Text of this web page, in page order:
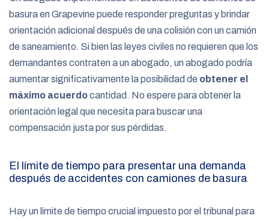
basura en Grapevine puede responder preguntas y brindar
orientación adicional después de una colisión con un camión
de saneamiento. Si bien las leyes civiles no requieren que los
demandantes contraten a un abogado, un abogado podría
aumentar significativamente la posibilidad de obtener el
máximo acuerdocantidad. No espere para obtener la
orientación legal que necesita para buscar una
compensación justa por sus pérdidas.
El límite de tiempo para presentar una demanda
después de accidentes con camiones de basura
Hay un límite de tiempo crucial impuesto por el tribunal para